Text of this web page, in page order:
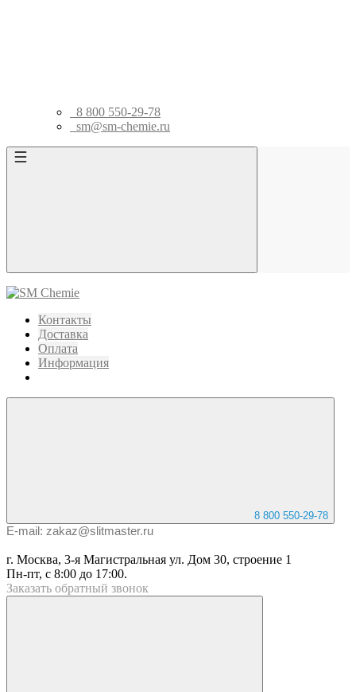
8 800 550-29-78
sm@sm-chemie.ru
Контакты
Доставка
Оплата
Информация
8 800 550-29-78
E-mail: zakaz@slitmaster.ru
г. Москва, 3-я Магистральная ул. Дом 30, строение 1
Пн-пт, с 8:00 до 17:00.
Заказать обратный звонок